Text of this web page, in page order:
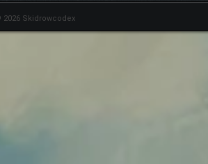
2026 Skidrowcodex